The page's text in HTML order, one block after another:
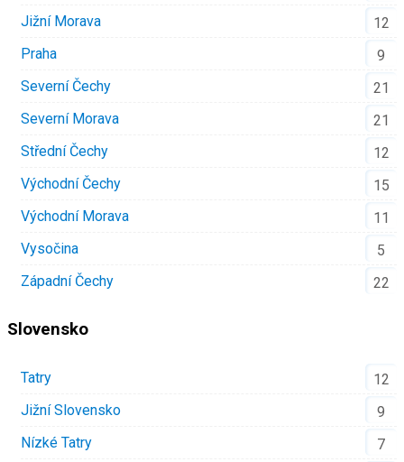
Jižní Morava
12
Praha
9
Severní Čechy
21
Severní Morava
21
Střední Čechy
12
Východní Čechy
15
Východní Morava
11
Vysočina
5
Západní Čechy
22
Slovensko
Tatry
12
Jižní Slovensko
9
Nízké Tatry
7